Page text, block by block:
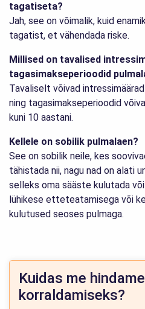
tagatiseta?
Jah, see on võimalik, kuid
tagatist, et vähendada riske.
Millised on tavalised
tagasimakseperioodid
Tavaliselt võivad
ning tagasimakseperioodid
kuni 10 aastani.
Kellele on sobilik pulmalaen?
See on sobilik neile, kes
tähistada nii, nagu nad on alati
selleks oma sääste kulutada
lühikese etteteatamisega või
kulutused seoses pulmaga.
Kuidas me
korraldamiseks?